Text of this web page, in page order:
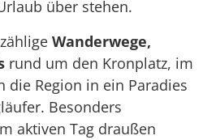
über stehen.
Wanderwege,
rund um den Kronplatz, im
die Region in ein Paradies
Besonders
aktiven Tag draußen